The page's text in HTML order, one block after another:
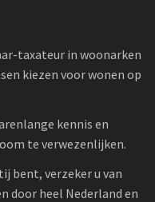
taxateur in woonarken
kiezen voor wonen op
kennis en
te verwezenlijken.
bent, verzeker u van
door heel Nederland en